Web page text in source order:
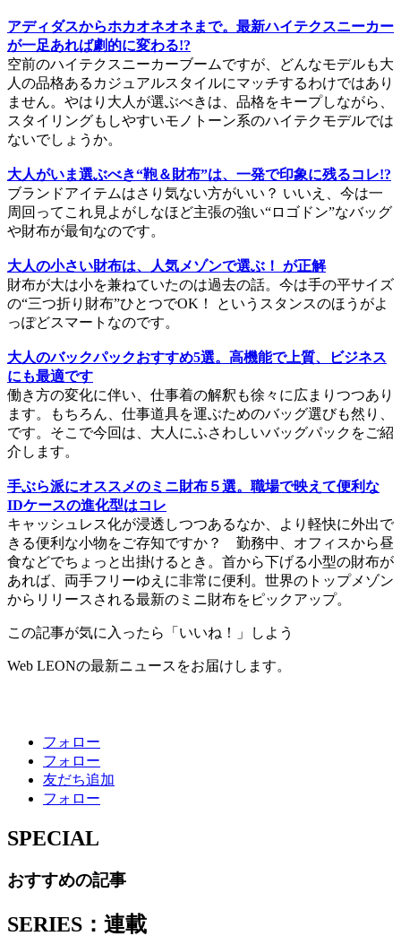
アディダスからホカオネオネまで。最新ハイテクスニーカー
が一足あれば劇的に変わる!?
空前のハイテクスニーカーブームですが、どんなモデルも大
人の品格あるカジュアルスタイルにマッチするわけではあり
ません。やはり大人が選ぶべきは、品格をキープしながら、
スタイリングもしやすいモノトーン系のハイテクモデルでは
ないでしょうか。
大人がいま選ぶべき“鞄＆財布”は、一発で印象に残るコレ!?
ブランドアイテムはさり気ない方がいい？ いいえ、今は一
周回ってこれ見よがしなほど主張の強い“ロゴドン”なバッグ
や財布が最旬なのです。
大人の小さい財布は、人気メゾンで選ぶ！ が正解
財布が大は小を兼ねていたのは過去の話。今は手の平サイズ
の“三つ折り財布”ひとつでOK！ というスタンスのほうがよ
っぽどスマートなのです。
大人のバックパックおすすめ5選。高機能で上質、ビジネス
にも最適です
働き方の変化に伴い、仕事着の解釈も徐々に広まりつつあり
ます。もちろん、仕事道具を運ぶためのバッグ選びも然り、
です。そこで今回は、大人にふさわしいバッグパックをご紹
介します。
手ぶら派にオススメのミニ財布５選。職場で映えて便利な
IDケースの進化型はコレ
キャッシュレス化が浸透しつつあるなか、より軽快に外出で
きる便利な小物をご存知ですか？ 勤務中、オフィスから昼
食などでちょっと出掛けるとき。首から下げる小型の財布が
あれば、両手フリーゆえに非常に便利。世界のトップメゾン
からリリースされる最新のミニ財布をピックアップ。
この記事が気に入ったら「いいね！」しよう
Web LEONの最新ニュースをお届けします。
フォロー
フォロー
友だち追加
フォロー
SPECIAL
おすすめの記事
SERIES：連載